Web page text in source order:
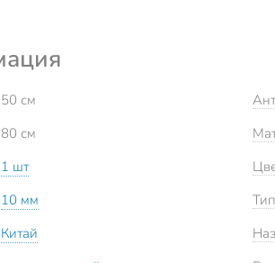
50 см
80 см
1 шт
10 мм
Китай
Тип